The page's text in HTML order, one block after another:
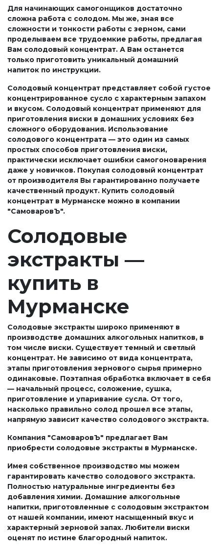
Для начинающих самогонщиков достаточно
сложна работа с солодом. Мы же, зная все
сложности и тонкости работы с зерном, сами
проделываем все трудоемкие работы, предлагая
Вам солодовый концентрат. А Вам останется
только приготовить уникальный домашний
напиток по инструкции.
Солодовый концентрат представляет собой густое
концентрированное сусло с характерным запахом
и вкусом. Солодовый концентрат применяют для
приготовления виски в домашних условиях без
сложного оборудования. Использование
солодового концентрата — это один из самых
простых способов приготовления виски,
практически исключает ошибки самогоноварения
даже у новичков. Покупая солодовый концентрат
от производителя Вы гарантированно получаете
качественный продукт. Купить солодовый
концентрат в Мурманске можно в компании
"СамоваровЪ".
Солодовые
экстракты —
купить в
Мурманске
Солодовые экстракты широко применяют в
производстве домашних алкогольных напитков, в
том числе виски. Существует темный и светлый
концентрат. Не зависимо от вида концентрата,
этапы приготовления зернового сырья примерно
одинаковые. Поэтапная обработка включает в себя
— начальный процесс, соложение, сушка,
приготовление и упаривание сусла. От того,
насколько правильно солод прошел все этапы,
напрямую зависит качество солодового экстракта.
Компания "СамоваровЪ" предлагает Вам
приобрести солодовые экстракты в Мурманске.
Имея собственное производство мы можем
гарантировать качество солодового экстракта.
Полностью натуральные ингредиенты без
добавления химии. Домашние алкогольные
напитки, приготовленные с солодовым экстрактом
от нашей компании, имеют насыщенный вкус и
характерный зерновой запах. Любители виски
оценят по истине благородный напиток.